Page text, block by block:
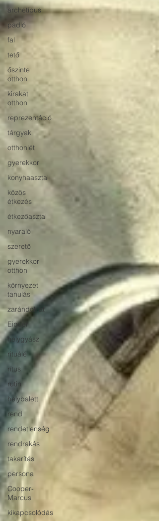
archetípus
padló
fal
tető
őszinte
otthon
kirakat
otthon
reprezentáció
tárgyak
otthonlét
gyerekkor
konyhaasztal
közös
étkezés
étkezőasztal
nyaraló
szerető
gyerekkori
otthon
környezeti
tanulás
zarándoklat
Eiquer
helygyász
rituálé
rítus
rutin
helybalett
rend
rendetlenség
rendrakás
takarítás
persona
Cooper-
Marcus
kikapcsolódás